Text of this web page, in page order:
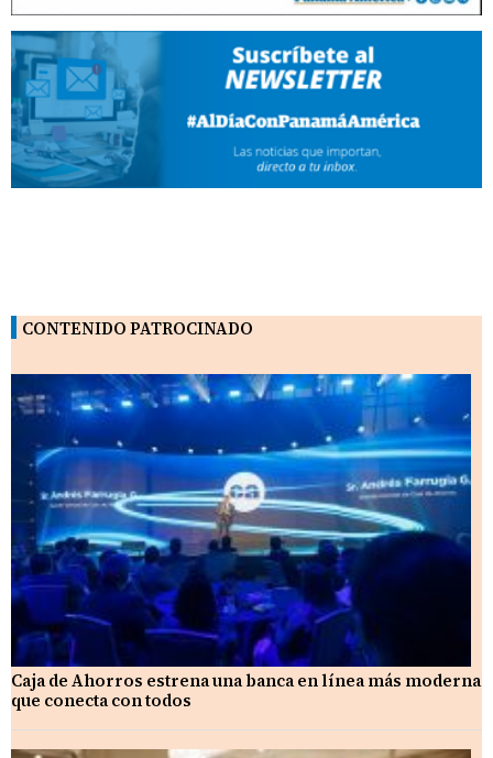
CONTENIDO PATROCINADO
Caja de Ahorros estrena una banca en línea más moderna
que conecta con todos